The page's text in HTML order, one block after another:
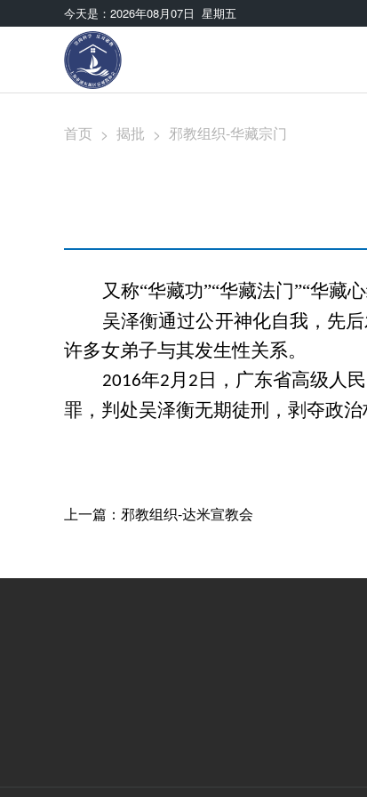
今天是： 2026年08月07日 星期五
首页 > 揭批 > 邪教组织-华藏宗门
又称“华藏功”“华藏法门”“华藏
吴泽衡通过公开神化自我，先
许多女弟子与其发生性关系。
2016年2月 2 日，广东省高级人
罪，判处吴泽衡无期徒刑，剥夺政
上一篇：邪教组织-达米宣教会